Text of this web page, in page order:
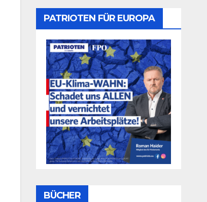
PATRIOTEN FÜR EUROPA
BÜCHER